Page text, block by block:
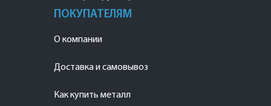
ПОКУПАТЕЛЯМ
О компании
Доставка и самовывоз
Как купить металл